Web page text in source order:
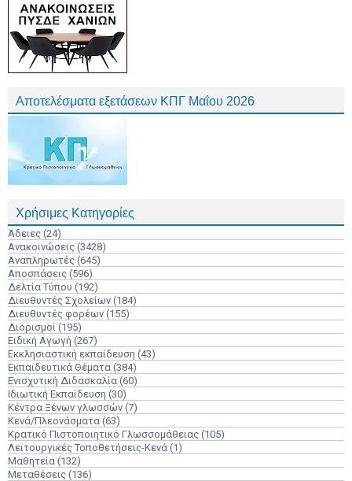
Αποτελέσματα εξετάσεων ΚΠΓ Μαΐου 2026
Χρήσιμες Κατηγορίες
Άδειες (24)
Ανακοινώσεις (3428)
Αναπληρωτές (645)
Αποσπάσεις (596)
Δελτία Τύπου (192)
Διευθυντές Σχολείων (184)
Διευθυντές φορέων (155)
Διορισμοί (195)
Ειδική Αγωγή (267)
Εκκλησιαστική εκπαίδευση (43)
Εκπαιδευτικά Θέματα (384)
Ενισχυτική Διδασκαλία (60)
Ιδιωτική Εκπαίδευση (30)
Κέντρα Ξένων γλωσσών (7)
Κενά/Πλεονάσματα (63)
Κρατικό Πιστοποιητικό Γλωσσομάθειας (105)
Λειτουργικές Τοποθετήσεις-Κενά (1)
Μαθητεία (132)
Μεταθέσεις (136)